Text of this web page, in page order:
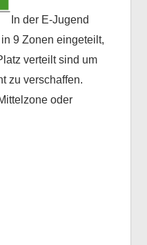
In der E-Jugend
9 Zonen eingeteilt,
verteilt sind um
zu verschaffen.
oder